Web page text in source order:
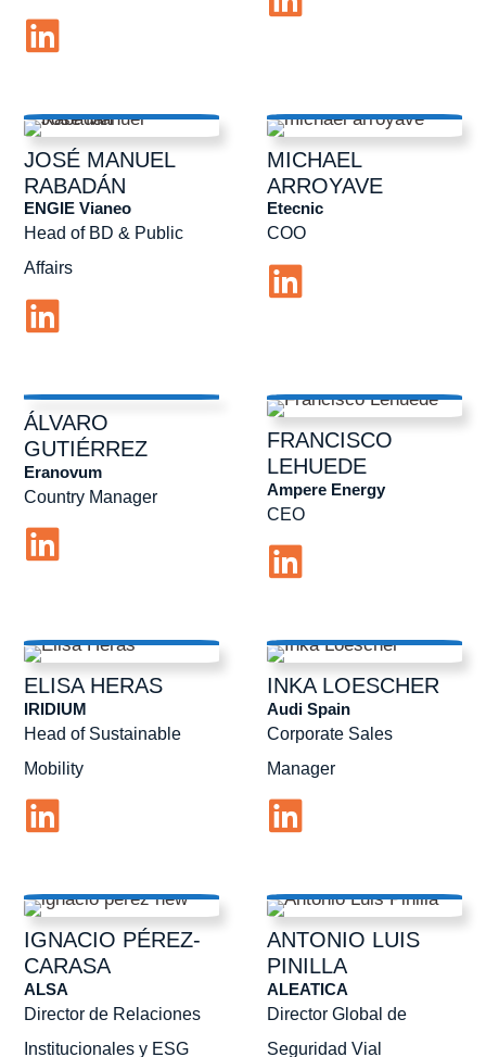
JOSÉ MANUEL
RABADÁN
Head of BD & Public
Affairs
ENGIE Vianeo
MICHAEL
ARROYAVE
COO
Etecnic
ÁLVARO
GUTIÉRREZ
Country Manager
Eranovum
FRANCISCO
LEHUEDE
CEO
Ampere Energy
ELISAHERAS
Head of Sustainable
Mobility
IRIDIUM
INKALOESCHER
Corporate Sales
Manager
Audi Spain
IGNACIO PÉREZ-
CARASA
Director de Relaciones
Institucionales y ESG
ALSA
ANTONIO LUIS
PINILLA
Director Global de
Seguridad Vial
ALEATICA